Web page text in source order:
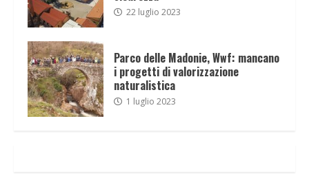
22 luglio 2023
Parco delle Madonie, Wwf: mancano
i progetti di valorizzazione
naturalistica
1 luglio 2023